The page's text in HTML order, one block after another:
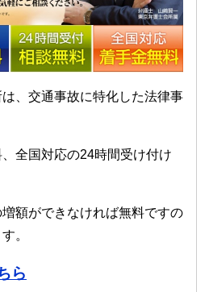
、交通事故に特化した法律事
全国対応の24時間受け付け
額ができなければ無料ですの
。
ら